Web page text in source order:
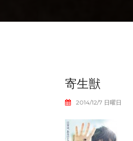
寄生獣
2014/12/7 日曜日